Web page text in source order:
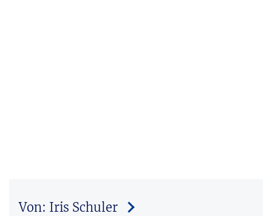
Von: Iris Schuler